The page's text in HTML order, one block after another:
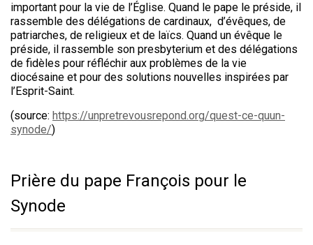
important pour la vie de l’Église. Quand le pape le préside, il
rassemble des délégations de cardinaux, d’évêques, de
patriarches, de religieux et de laïcs. Quand un évêque le
préside, il rassemble son presbyterium et des délégations
de fidèles pour réfléchir aux problèmes de la vie
diocésaine et pour des solutions nouvelles inspirées par
l’Esprit-Saint.
(source: https://unpretrevousrepond.org/quest-ce-quun-
synode/)
Prière du pape François pour le
Synode